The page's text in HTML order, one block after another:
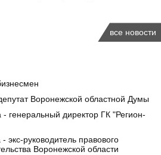
все новости
Воронежской областной Думы
генеральный директор ГК "Регион-
экс-руководитель правового
Воронежской области